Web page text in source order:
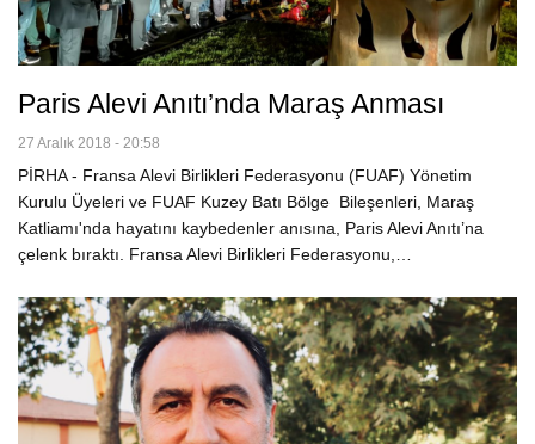
Paris Alevi Anıtı’nda Maraş Anması
27 Aralık 2018 - 20:58
PİRHA - Fransa Alevi Birlikleri Federasyonu (FUAF) Yönetim
Kurulu Üyeleri ve FUAF Kuzey Batı Bölge Bileşenleri, Maraş
Katliamı'nda hayatını kaybedenler anısına, Paris Alevi Anıtı’na
çelenk bıraktı. Fransa Alevi Birlikleri Federasyonu,…